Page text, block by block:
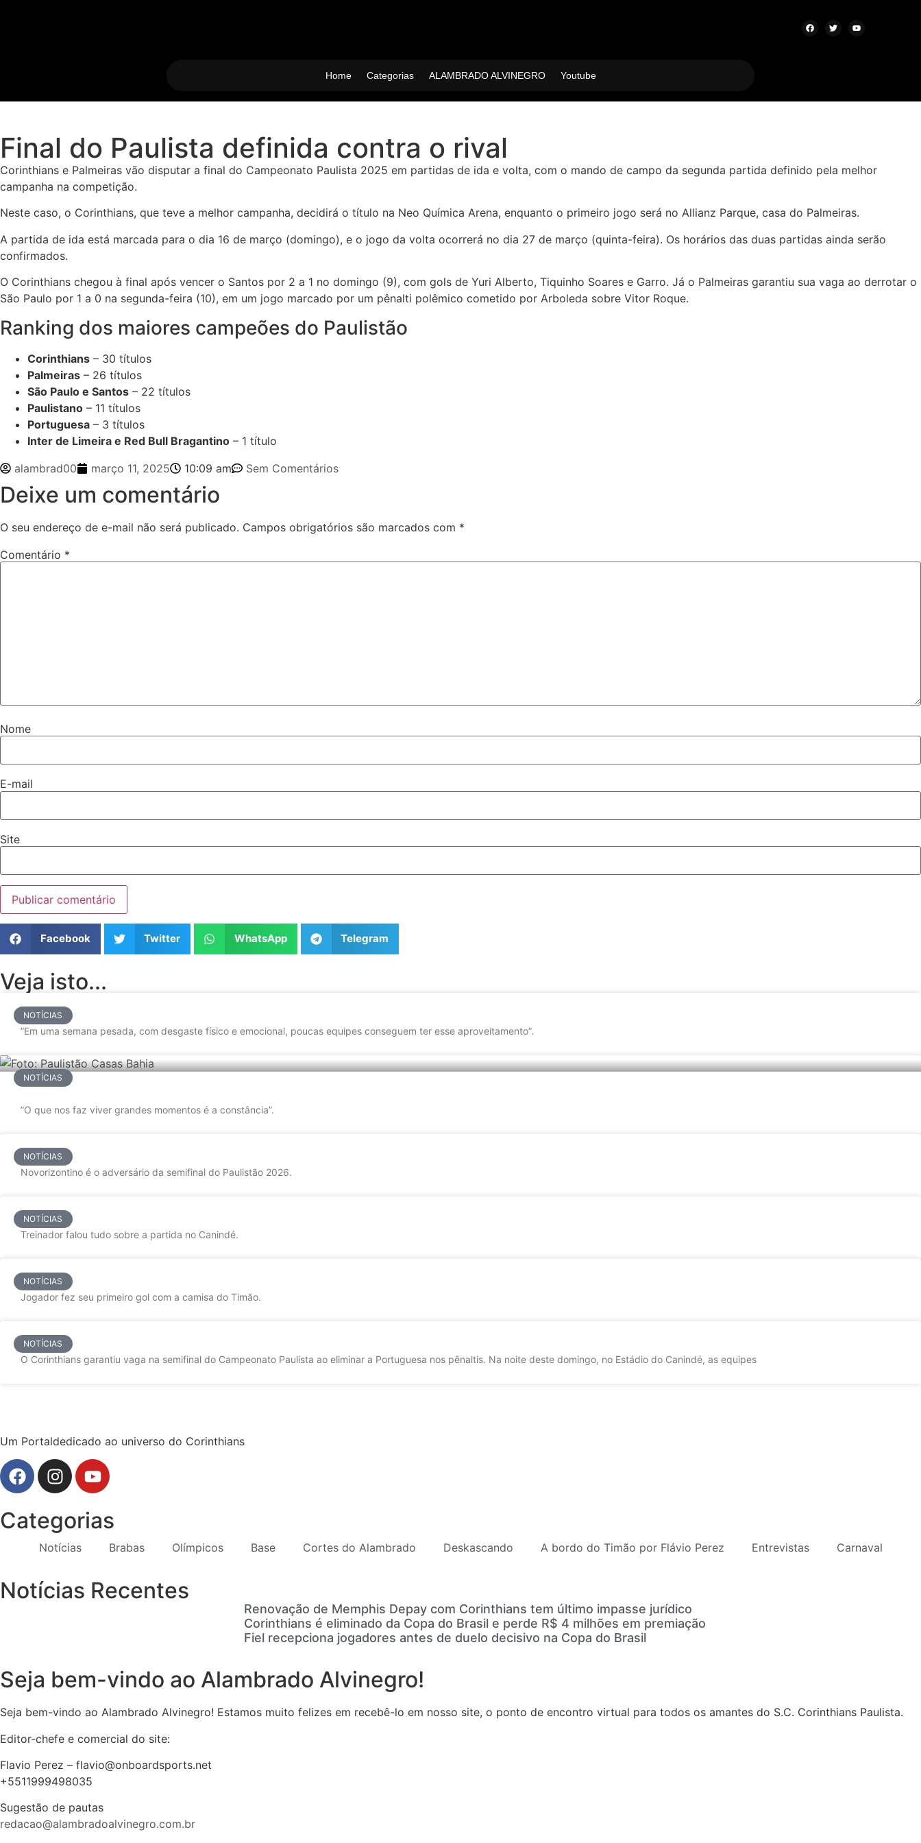
Home Categorias ALAMBRADO ALVINEGRO Youtube
Final do Paulista definida contra o rival
Corinthians e Palmeiras vão disputar a final do Campeonato Paulista 2025 em partidas de ida e volta, com o mando de campo da segunda partida definido pela melhor
campanha na competição.
Neste caso, o Corinthians, que teve a melhor campanha, decidirá o título na Neo Química Arena, enquanto o primeiro jogo será no Allianz Parque, casa do Palmeiras.
A partida de ida está marcada para o dia 16 de março (domingo), e o jogo da volta ocorrerá no dia 27 de março (quinta-feira). Os horários das duas partidas ainda serão
confirmados.
O Corinthians chegou à final após vencer o Santos por 2 a 1 no domingo (9), com gols de Yuri Alberto, Tiquinho Soares e Garro. Já o Palmeiras garantiu sua vaga ao derrotar o
São Paulo por 1 a 0 na segunda-feira (10), em um jogo marcado por um pênalti polêmico cometido por Arboleda sobre Vitor Roque.
Ranking dos maiores campeões do Paulistão
Corinthians – 30 títulos
Palmeiras – 26 títulos
São Paulo e Santos – 22 títulos
Paulistano – 11 títulos
Portuguesa – 3 títulos
Inter de Limeira e Red Bull Bragantino – 1 título
alambrad00
março 11, 2025 10:09 am Sem Comentários
Deixe um comentário
O seu endereço de e-mail não será publicado. Campos obrigatórios são marcados com *
Comentário *
Nome
E-mail
Site
Facebook Twitter WhatsApp Telegram
Veja isto...
NOTÍCIAS
”Em uma semana pesada, com desgaste físico e emocional, poucas equipes conseguem ter esse aproveitamento”.
NOTÍCIAS
”O que nos faz viver grandes momentos é a constância”.
NOTÍCIAS
Novorizontino é o adversário da semifinal do Paulistão 2026.
NOTÍCIAS
Treinador falou tudo sobre a partida no Canindé.
NOTÍCIAS
Jogador fez seu primeiro gol com a camisa do Timão.
NOTÍCIAS
O Corinthians garantiu vaga na semifinal do Campeonato Paulista ao eliminar a Portuguesa nos pênaltis. Na noite deste domingo, no Estádio do Canindé, as equipes
Um Portaldedicado ao universo do Corinthians
Categorias
Notícias Brabas Olímpicos Base Cortes do Alambrado Deskascando A bordo do Timão por Flávio Perez Entrevistas Carnaval
Notícias Recentes
Renovação de Memphis Depay com Corinthians tem último impasse jurídico
Corinthians é eliminado da Copa do Brasil e perde R$ 4 milhões em premiação
Fiel recepciona jogadores antes de duelo decisivo na Copa do Brasil
Seja bem-vindo ao Alambrado Alvinegro!
Seja bem-vindo ao Alambrado Alvinegro! Estamos muito felizes em recebê-lo em nosso site, o ponto de encontro virtual para todos os amantes do S.C. Corinthians Paulista.
Editor-chefe e comercial do site:
Flavio Perez – flavio@onboardsports.net
+5511999498035
Sugestão de pautas
redacao@alambradoalvinegro.com.br